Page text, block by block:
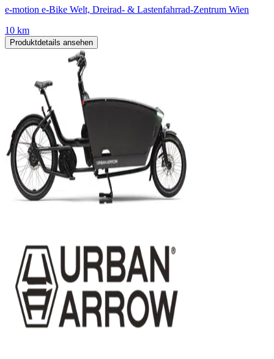
e-motion e-Bike Welt, Dreirad- & Lastenfahrrad-Zentrum Wien
10 km
Produktdetails ansehen